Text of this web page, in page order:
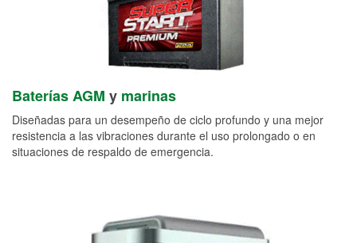
Baterías AGM y marinas
Diseñadas para un desempeño de ciclo profundo y una mejor
resistencia a las vibraciones durante el uso prolongado o en
situaciones de respaldo de emergencia.